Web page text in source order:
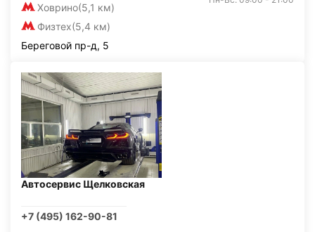
Ховрино(5,1 км)
Физтех(5,4 км)
Береговой пр-д, 5
Автосервис Щелковская
+7 (495) 162-90-81